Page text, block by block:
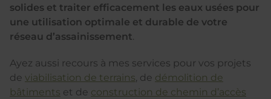
solides et traiter efficacement les eaux usées pour
une utilisation optimale et durable de votre
réseau d’assainissement.
Ayez aussi recours à mes services pour vos projets
de viabilisation de terrains, de démolition de
bâtiments et de construction de chemin d’accès